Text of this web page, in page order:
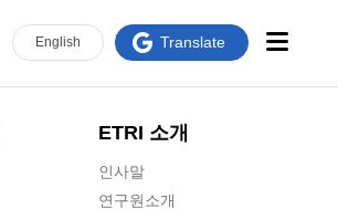
ETRI 소개
인사말
연구원소개
English Translate